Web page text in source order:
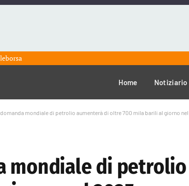
Home Notiziario
domanda mondiale di petrolio aumenterà di oltre 700 mila barili al giorno
mondiale di